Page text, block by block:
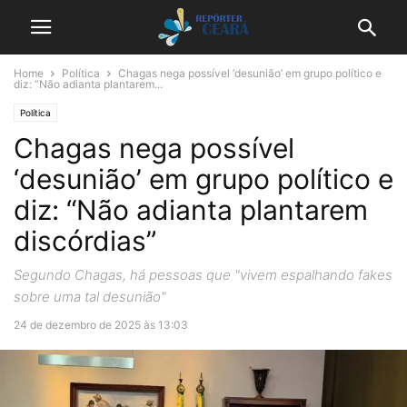
Home Política
Chagas nega possível ‘desunião’ em grupo político e
diz: “Não adianta plantarem...
Política
Chagas nega possível
‘desunião’ em grupo político e
diz: “Não adianta plantarem
discórdias”
Segundo Chagas, há pessoas que "vivem espalhando fakes
sobre uma tal desunião"
24 de dezembro de 2025 às 13:03